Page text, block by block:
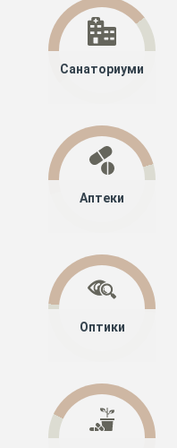
Санаториуми
Аптеки
Оптики